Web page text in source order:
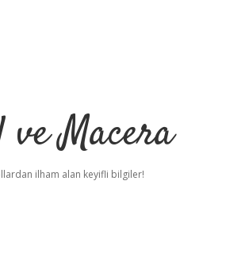
ve Macera
ilham alan keyifli bilgiler!